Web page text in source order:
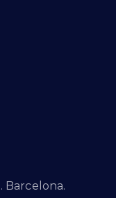
Barcelona.